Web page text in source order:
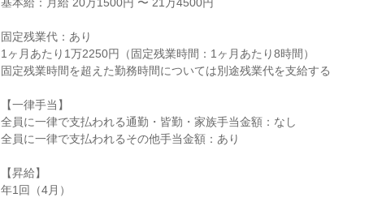
固定残業代：あり
1ヶ月あたり1万2250円（固定残業時間：1ヶ月あたり8時間）
固定残業時間を超えた勤務時間については別途残業代を支給する
【一律手当】
全員に一律で支払われる通勤・皆勤・家族手当金額：なし
全員に一律で支払われるその他手当金額：あり
【昇給】
年1回（4月）